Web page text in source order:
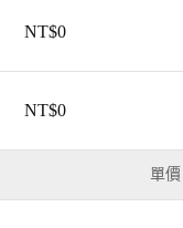
NT$0
NT$0
單價